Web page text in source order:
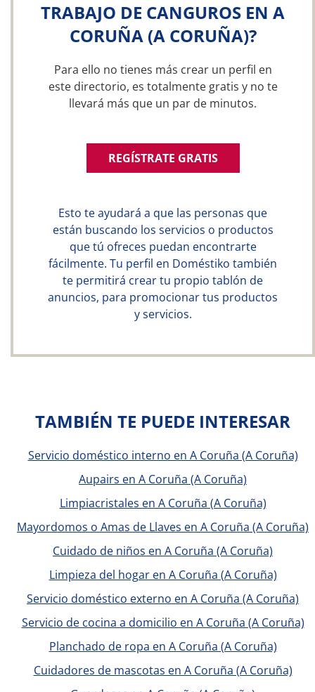
TRABAJO DE CANGUROS EN A
CORUÑA (A CORUÑA)?
Para ello no tienes más crear un perfil en
este directorio, es totalmente gratis y no te
llevará más que un par de minutos.
REGÍSTRATE GRATIS
Esto te ayudará a que las personas que
están buscando los servicios o productos
que tú ofreces puedan encontrarte
fácilmente. Tu perfil en Doméstiko también
te permitirá crear tu propio tablón de
anuncios, para promocionar tus productos
y servicios.
TAMBIÉN TE PUEDE INTERESAR
Servicio doméstico interno en A Coruña (A Coruña)
Aupairs en A Coruña (A Coruña)
Limpiacristales en A Coruña (A Coruña)
Mayordomos o Amas de Llaves en A Coruña (A Coruña)
Cuidado de niños en A Coruña (A Coruña)
Limpieza del hogar en A Coruña (A Coruña)
Servicio doméstico externo en A Coruña (A Coruña)
Servicio de cocina a domicilio en A Coruña (A Coruña)
Planchado de ropa en A Coruña (A Coruña)
Cuidadores de mascotas en A Coruña (A Coruña)